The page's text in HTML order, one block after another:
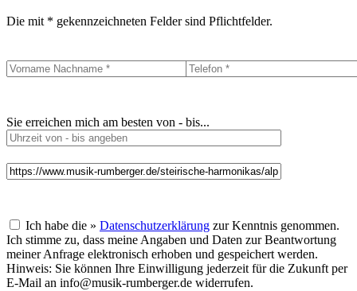
Die mit * gekennzeichneten Felder sind Pflichtfelder.
Sie erreichen mich am besten von - bis...
Ich habe die » Datenschutzerklärung zur Kenntnis genommen.
Ich stimme zu, dass meine Angaben und Daten zur Beantwortung
meiner Anfrage elektronisch erhoben und gespeichert werden.
Hinweis: Sie können Ihre Einwilligung jederzeit für die Zukunft per
E-Mail an info@musik-rumberger.de widerrufen.